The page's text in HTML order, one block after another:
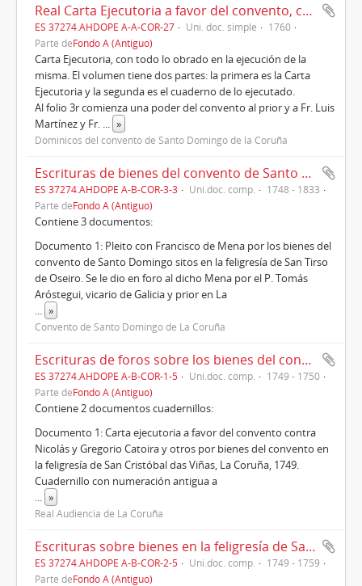
Real Carta Ejecutoria a favor del convento, contra Ana Suarez y consortes sobre bienes en la feligresía de San Pedro de Visma, lugar de Loureiro. Año 1760.
ES 37274.AHDOPE A-A-COR-27 Uni. doc. simple
1760
Parte deFondo A (Antiguo)
Carta Ejecutoria, con todo lo obrado en la ejecución de la
misma. El volumen tiene dos partes: la primera es la Carta
Ejecutoria y la segunda es el cuaderno de lo ejecutado.
Al folio 3r comienza una poder del convento al prior y a Fr. Luis
Martínez y Fr. ... »
Dominicos del convento de Santo Domingo de la Coruña
Escrituras de bienes del convento de Santo Domingo de La Coruña en la feligresía de San Tirso de Oseiro(1748-1833)
ES 37274.AHDOPE A-B-COR-3-3 Uni.doc. comp.
1748 - 1833
Parte deFondo A (Antiguo)
Contiene 3 documentos:
Documento 1: Pleito con Francisco de Mena por los bienes del
convento de Santo Domingo sitos en la feligresía de San Tirso
de Oseiro. Se le dio en foro al dicho Mena por el P. Tomás
Aróstegui, vicario de Galicia y prior en La
... »
Convento de Santo Domingo de La Coruña
Escrituras de foros sobre los bienes del convento de la Coruña en la feligresía de San Cristóbal das Viñas (1749-1750) .
ES 37274.AHDOPE A-B-COR-1-5 Uni.doc. comp.
1749 - 1750
Parte deFondo A (Antiguo)
Contiene 2 documentos cuadernillos:
Documento 1: Carta ejecutoria a favor del convento contra
Nicolás y Gregorio Catoira y otros por bienes del convento en
la feligresía de San Cristóbal das Viñas, La Coruña, 1749.
Cuadernillo con numeración antigua a
... »
Real Audiencia de La Coruña
Escrituras sobre bienes en la feligresía de San Vicente de Elviña (1749 -1759)
ES 37274.AHDOPE A-B-COR-2-5 Uni.doc. comp.
1749 - 1759
Parte deFondo A (Antiguo)